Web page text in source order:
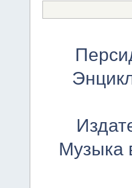
Музыка